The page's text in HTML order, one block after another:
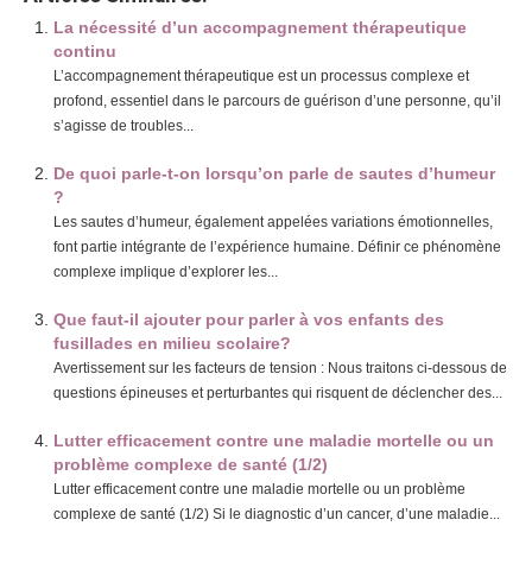
La nécessité d’un accompagnement thérapeutique
continu
L’accompagnement thérapeutique est un processus complexe et
profond, essentiel dans le parcours de guérison d’une personne, qu’il
s’agisse de troubles...
De quoi parle-t-on lorsqu’on parle de sautes d’humeur
?
Les sautes d’humeur, également appelées variations émotionnelles,
font partie intégrante de l’expérience humaine. Définir ce phénomène
complexe implique d’explorer les...
Que faut-il ajouter pour parler à vos enfants des
fusillades en milieu scolaire?
Avertissement sur les facteurs de tension : Nous traitons ci-dessous de
questions épineuses et perturbantes qui risquent de déclencher des...
Lutter efficacement contre une maladie mortelle ou un
problème complexe de santé (1/2)
Lutter efficacement contre une maladie mortelle ou un problème
complexe de santé (1/2) Si le diagnostic d’un cancer, d’une maladie...